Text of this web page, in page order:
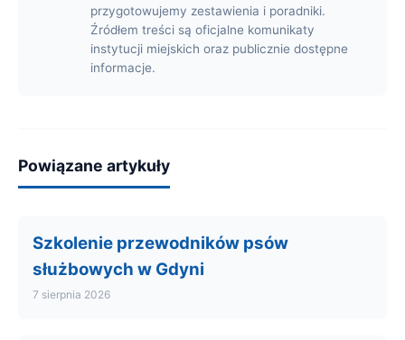
przygotowujemy zestawienia i poradniki.
Źródłem treści są oficjalne komunikaty
instytucji miejskich oraz publicznie dostępne
informacje.
Powiązane artykuły
Szkolenie przewodników psów
służbowych w Gdyni
7 sierpnia 2026